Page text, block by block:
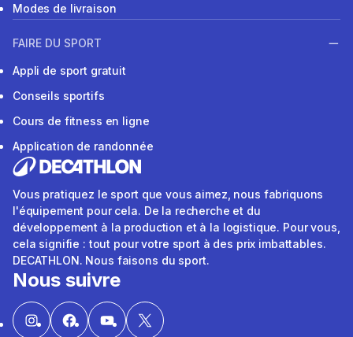
Modes de livraison
FAIRE DU SPORT
Appli de sport gratuit
Conseils sportifs
Cours de fitness en ligne
Application de randonnée
Vous pratiquez le sport que vous aimez, nous fabriquons
l'équipement pour cela. De la recherche et du
développement à la production et à la logistique. Pour vous,
cela signifie : tout pour votre sport à des prix imbattables.
DECATHLON. Nous faisons du sport.
Nous suivre